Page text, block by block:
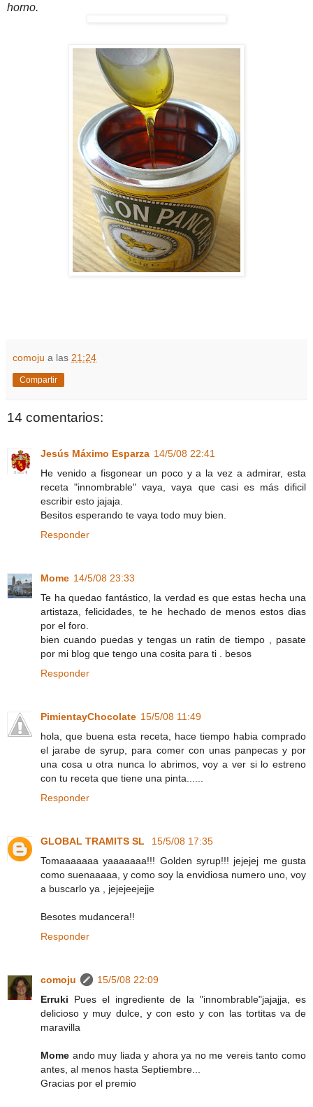
horno.
comoju a las 21:24
Compartir
14 comentarios:
Jesús Máximo Esparza 14/5/08 22:41
He venido a fisgonear un poco y a la vez a admirar, esta
receta "innombrable" vaya, vaya que casi es más dificil
escribir esto jajaja.
Besitos esperando te vaya todo muy bien.
Responder
Mome 14/5/08 23:33
Te ha quedao fantástico, la verdad es que estas hecha una
artistaza, felicidades, te he hechado de menos estos dias
por el foro.
bien cuando puedas y tengas un ratin de tiempo , pasate
por mi blog que tengo una cosita para ti . besos
Responder
PimientayChocolate 15/5/08 11:49
hola, que buena esta receta, hace tiempo habia comprado
el jarabe de syrup, para comer con unas panpecas y por
una cosa u otra nunca lo abrimos, voy a ver si lo estreno
con tu receta que tiene una pinta......
Responder
GLOBAL TRAMITS SL
15/5/08 17:35
Tomaaaaaaa yaaaaaaa!!! Golden syrup!!! jejejej me gusta
como suenaaaaa, y como soy la envidiosa numero uno, voy
a buscarlo ya , jejejeejejje
Besotes mudancera!!
Responder
comoju
15/5/08 22:09
Erruki Pues el ingrediente de la "innombrable"jajajja, es
delicioso y muy dulce, y con esto y con las tortitas va de
maravilla
Mome ando muy liada y ahora ya no me vereis tanto como
antes, al menos hasta Septiembre...
Gracias por el premio